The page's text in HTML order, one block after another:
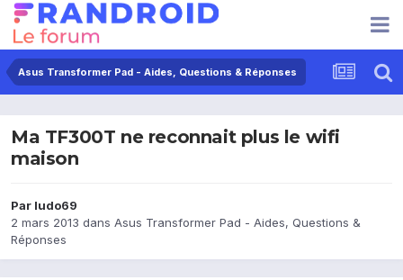
Asus Transformer Pad - Aides, Questions & Réponses
Ma TF300T ne reconnait plus le wifi
maison
Par ludo69
2 mars 2013 dans Asus Transformer Pad - Aides, Questions &
Réponses